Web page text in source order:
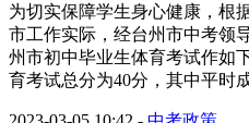
为切实保障学生身心健康，根
市工作实际，经台州市中考领
州市初中毕业生体育考试作如
育考试总分为40分，其中平时